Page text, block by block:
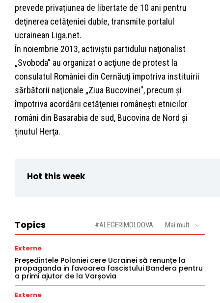
prevede privaţiunea de libertate de 10 ani pentru
deţinerea cetăţeniei duble, transmite portalul
ucrainean Liga.net.
În noiembrie 2013, activiştii partidului naţionalist
„Svoboda” au organizat o acţiune de protest la
consulatul României din Cernăuţi împotriva instituirii
sărbătorii naţionale „Ziua Bucovinei”, precum şi
împotriva acordării cetăţeniei româneşti etnicilor
români din Basarabia de sud, Bucovina de Nord şi
ţinutul Herţa.
Hot this week
Topics #ALEGERIMOLDOVA Mai mult
Externe
Președintele Poloniei cere Ucrainei să renunțe la
propaganda in favoarea fascistului Bandera pentru
a primi ajutor de la Varșovia
Externe